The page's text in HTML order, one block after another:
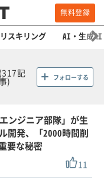
無料登録
リスキリング AI・生成AI
(317記
) フォローする
ンジニア部隊」が生
開発、「2000時間削
要な秘密
11